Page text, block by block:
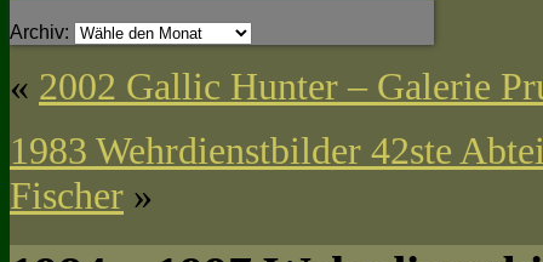
Archiv:
« 2002 Gallic Hunter – Galerie
1983 Wehrdienstbilder 42ste
Fischer »